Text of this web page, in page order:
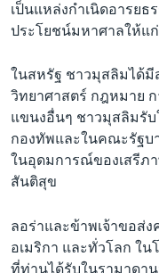
เป็นแหล่งกำเนิดอารยธ
ประโยชน์มหาศาลให้แ
ในสหรัฐ ชาวมุสลิมได้มี
วิทยาศาสตร์ กฎหมาย
แขนงอื่นๆ ชาวมุสลิมรับ
กองทัพและในคณะรัฐบ
ในอุดมการณ์ของเสรีภ
สันติสุข
ลอร่าและข้าพเจ้าขอส่
อเมริกา และทั่วโลก ใ
ที่ท่านได้รับในรามาดา